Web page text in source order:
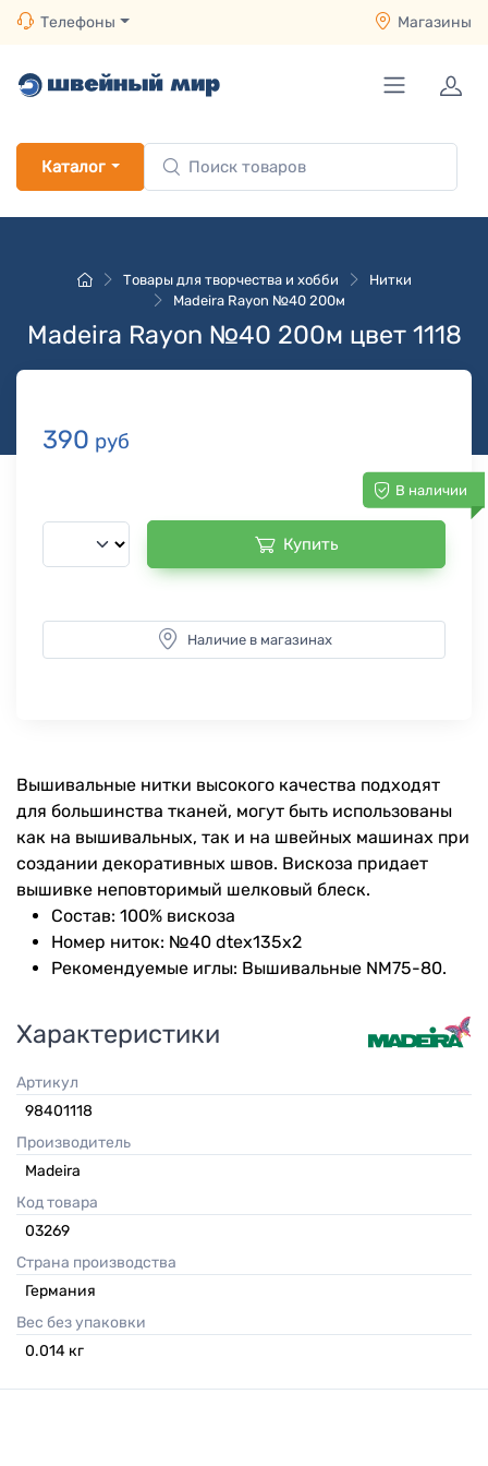
Телефоны Магазины
Каталог
Товары для творчества и хобби
Нитки
Madeira Rayon №40 200м
Madeira Rayon №40 200м цвет 1118
390 руб
В наличии
Купить
Наличие в магазинах
Вышивальные нитки высокого качества подходят
для большинства тканей, могут быть использованы
как на вышивальных, так и на швейных машинах при
создании декоративных швов. Вискоза придает
вышивке неповторимый шелковый блеск.
Состав: 100% вискоза
Номер ниток: №40 dtex135x2
Рекомендуемые иглы: Вышивальные NM75-80.
Характеристики
Артикул
98401118
Производитель
Madeira
Код товара
03269
Страна производства
Германия
Вес без упаковки
0.014 кг